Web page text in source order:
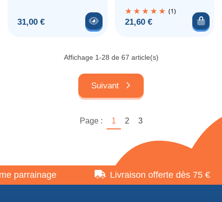
Prix
31,00 € Voir le produit
(1)
Prix
21,60 €
Affichage 1-28 de 67 article(s)
Suivant
Page : 1 2 3
Livraison offerte dès 75 €